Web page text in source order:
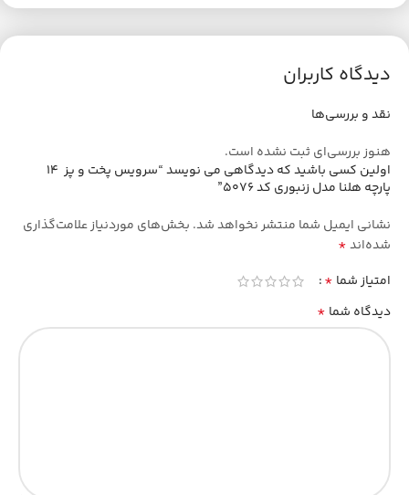
دیدگاه کاربران
نقد و بررسی‌ها
هنوز بررسی‌ای ثبت نشده است.
اولین کسی باشید که دیدگاهی می نویسد “سرویس پخت و پز 14
پارچه هلنا مدل زنبوری کد 5076”
نشانی ایمیل شما منتشر نخواهد شد. بخش‌های موردنیاز علامت‌گذاری
شده‌اند*
امتیاز شما *
دیدگاه شما *